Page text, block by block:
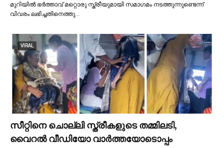
മുറിയില്‍ ഭർത്താവ് മറ്റൊരു സ്ത്രീയുമായി സമാഗമം നടത്തുന്നുണ്ടെന്ന്
വിവരം ലഭിച്ചതിനെത്തു…
VIRAL
സീറ്റിനെ ചൊല്ലി സ്ത്രീകളുടെ തമ്മിലടി,
വൈറല്‍ വീഡിയോ വാർത്തയോടൊപ്പം